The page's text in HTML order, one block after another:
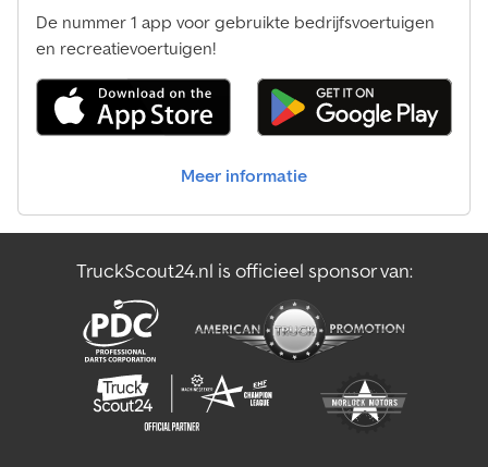
Overige Ploegen
Overige Veetransport Vrachtwagens / Veewagens
Overige Voerwagens / Voermengwagens
Transporttechniek Voor Landbouw
Vrachtwagens Met Autokraan
De nummer 1 app voor gebruikte bedrijfsvoertuigen
en recreatievoertuigen!
Meer informatie
TruckScout24.nl is officieel sponsor van: